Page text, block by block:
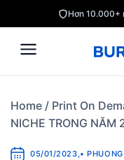
to
content
Hơn 10.000+
Home / Print On
NICHE TRONG NĂM
05/01/2023,•